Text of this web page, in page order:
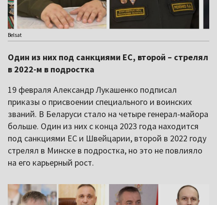
Belsat
Один из них под санкциями ЕС, второй – стрелял
в 2022-м в подростка
19 февраля Александр Лукашенко подписал
приказы о присвоении специального и воинских
званий. В Беларуси стало на четыре генерал-майора
больше. Один из них с конца 2023 года находится
под санкциями ЕС и Швейцарии, второй в 2022 году
стрелял в Минске в подростка, но это не повлияло
на его карьерный рост.